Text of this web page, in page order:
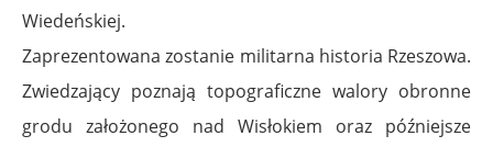
Wiedeńskiej.
Zaprezentowana zostanie militarna historia Rzeszowa.
Zwiedzający poznają topograficzne walory obronne
grodu założonego nad Wisłokiem oraz późniejsze